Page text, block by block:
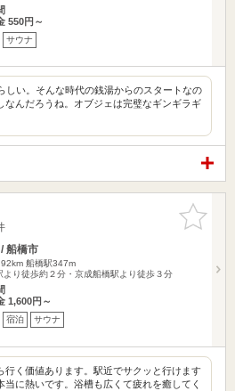
550円～
サウナ
しい。そんな時代の銭湯からのスタートなの
なんだろうね。オブジェは完璧なギンギラギ
お気に入
りに追加
船橋市
船橋駅347m
より徒歩約２分・京成船橋駅より徒歩３分
1,600円～
宿泊 サウナ
行く価値あります。駅近でサクッと行けます
当に熱いです。浴槽も広くて疲れを癒してく